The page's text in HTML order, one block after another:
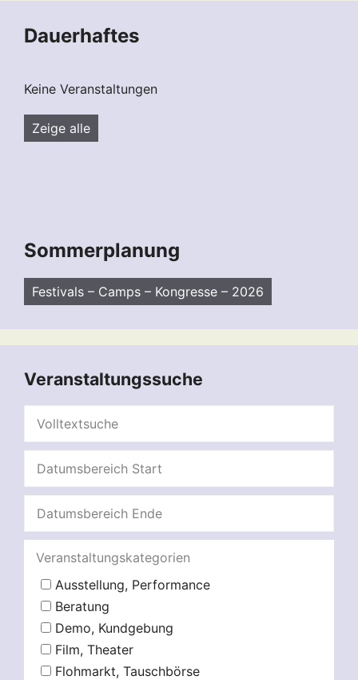
Dauerhaftes
Keine Veranstaltungen
Zeige alle
Sommerplanung
Festivals – Camps – Kongresse – 2026
Veranstaltungssuche
Veranstaltungskategorien
Ausstellung, Performance
Beratung
Demo, Kundgebung
Film, Theater
Flohmarkt, Tauschbörse